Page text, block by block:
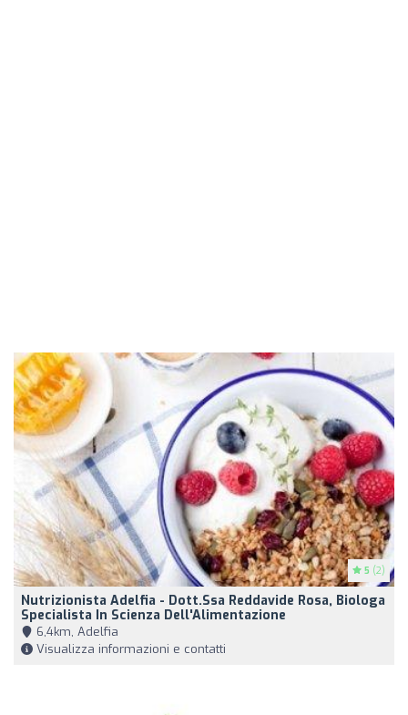
5 (2)
Nutrizionista Adelfia - Dott.ssa Reddavide Rosa, Biologa
Specialista In Scienza Dell'Alimentazione
6,4km, Adelfia
Visualizza informazioni e contatti